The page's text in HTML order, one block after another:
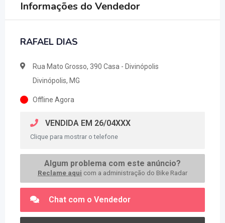
Informações do Vendedor
RAFAEL DIAS
Rua Mato Grosso, 390 Casa - Divinópolis
Divinópolis, MG
Offline Agora
VENDIDA EM 26/04XXX
Clique para mostrar o telefone
Algum problema com este anúncio?
Reclame aqui com a administração do Bike Radar
Chat com o Vendedor